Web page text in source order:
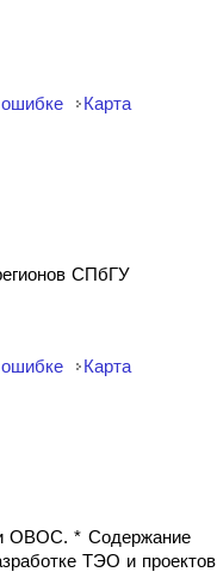
Карта
СПбГУ
Карта
ОВОС. * Содержание
ТЭО и проектов